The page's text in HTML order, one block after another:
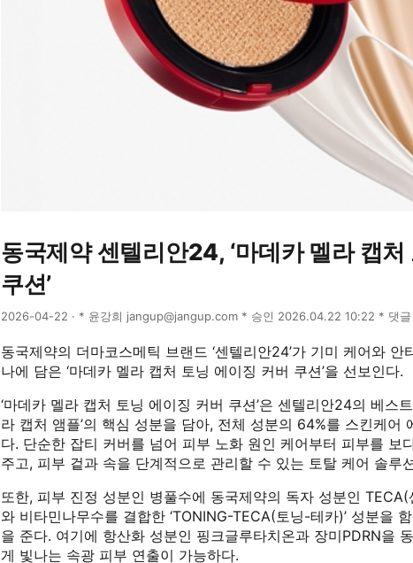
동국제약 센텔리안24, ‘마데카 멜라 캡처
쿠션’
2026-04-22 · * 윤강희 jangup@jangup.com * 승인 2026.04.22 10:22 * 댓
동국제약의 더마코스메틱 브랜드 ‘센텔리안24’가 기미 케어와
나에 담은 ‘마데카 멜라 캡처 토닝 에이징 커버 쿠션’을 선보인다.
‘마데카 멜라 캡처 토닝 에이징 커버 쿠션’은 센텔리안24의 베스트
라 캡처 앰플’의 핵심 성분을 담아, 전체 성분의 64%를 스킨케어
다. 단순한 잡티 커버를 넘어 피부 노화 원인 케어부터 피부를 보
주고, 피부 겉과 속을 단계적으로 관리할 수 있는 토탈 케어 솔루
또한, 피부 진정 성분인 병풀수에 동국제약의 독자 성분인
와 비타민나무수를 결합한 ‘TONING-TECA(토닝-테카)’ 성분을
을 준다. 여기에 항산화 성분인 핑크글루타치온과 장미PDRN을
게 빛나는 속광 피부 연출이 가능하다.